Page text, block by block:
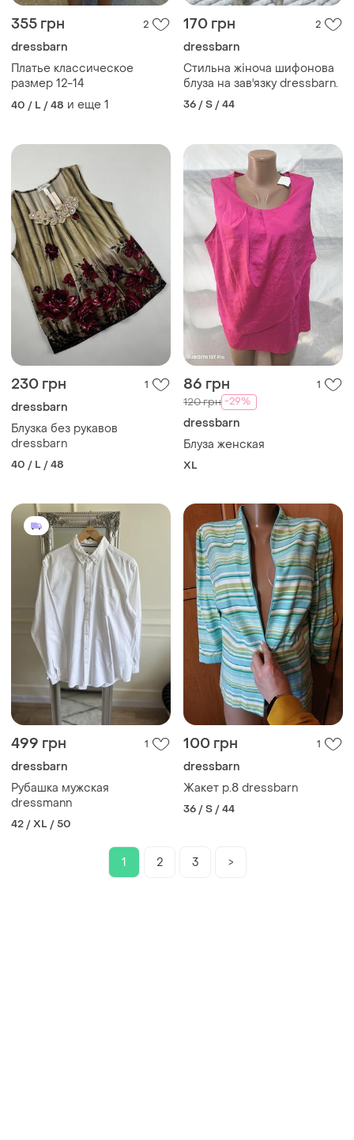
355 грн 2
dressbarn
Платье классическое
размер 12-14
40 / L / 48 и еще 1
170 грн 2
dressbarn
Стильна жіноча шифонова
блуза на зав'язку dressbarn.
36 / S / 44
230 грн 1
dressbarn
Блузка без рукавов
dressbarn
40 / L / 48
86 грн 1
120 грн -29%
dressbarn
Блуза женская
XL
499 грн 1
dressbarn
Рубашка мужская
dressmann
42 / XL / 50
100 грн 1
dressbarn
Жакет р.8 dressbarn
36 / S / 44
1 2 3 >